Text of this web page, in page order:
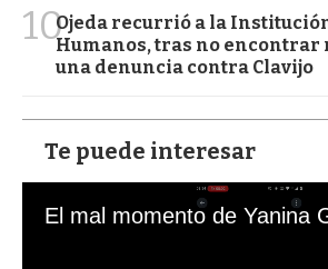
10Ojeda recurrió a la
Humanos, tras no encontrar
una denuncia contra Clavijo
Te puede interesar